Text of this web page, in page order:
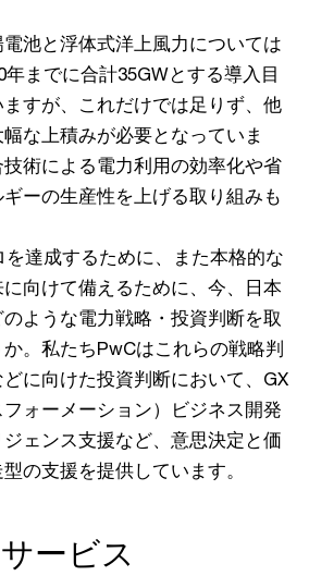
池と浮体式洋上風力については
までに合計35GWとする導入目
すが、これだけでは足りず、他
な上積みが必要となっていま
術による電力利用の効率化や省
ーの生産性を上げる取り組みも
達成するために、また本格的な
に向けて備えるために、今、日本
ような電力戦略・投資判断を取
。私たちPwCはこれらの戦略判
に向けた投資判断において、GX
フォーメーション）ビジネス開発
ェンス支援など、意思決定と価
の支援を提供しています。
ービス